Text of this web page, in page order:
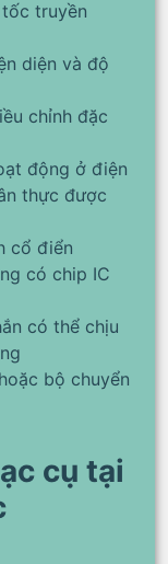
truyền
diện và độ
chỉnh đặc
động ở điện
thực được
cổ điển
có chip IC
có thể chịu
bộ chuyển
cụ tại